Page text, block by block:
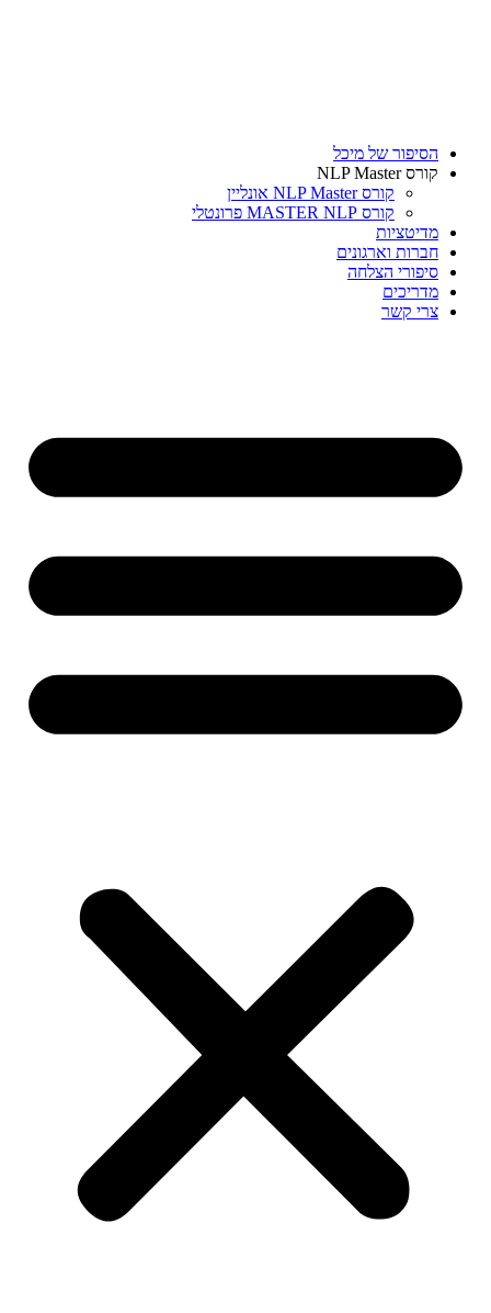
הסיפור של מיכל
קורס NLP Master
קורס NLP Master אונליין
קורס MASTER NLP פרונטלי
מדיטציות
חברות וארגונים
סיפורי הצלחה
מדריכים
צרי קשר